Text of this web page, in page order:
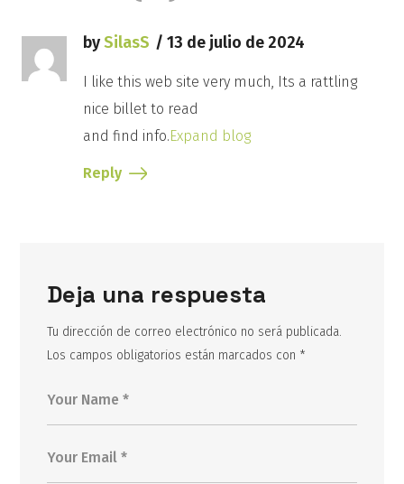
bySilasS 13 de julio de 2024
I like this web site very much, Its a rattling
nice billet to read
and find info.Expand blog
Reply
Deja una respuesta
Tu dirección de correo electrónico no será publicada.
Los campos obligatorios están marcados con *